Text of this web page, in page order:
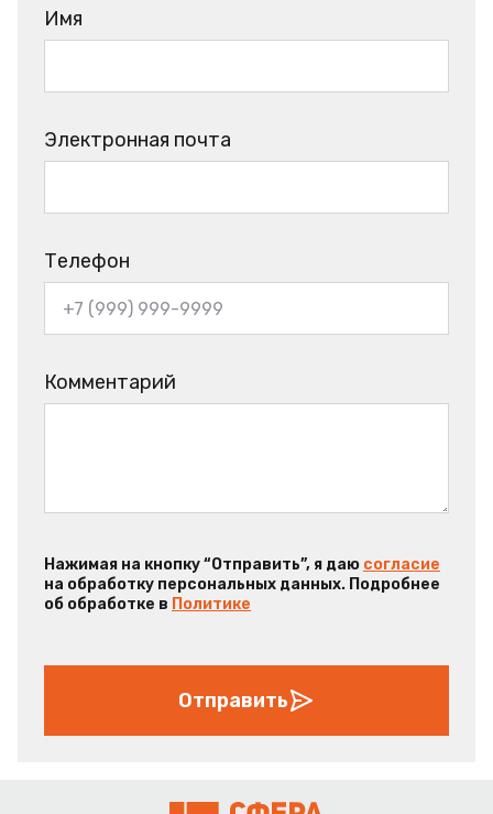
Имя
Электронная почта
Телефон
Комментарий
Нажимая на кнопку “Отправить”, я даю согласие
на обработку персональных данных. Подробнее
об обработке в Политике
Отправить